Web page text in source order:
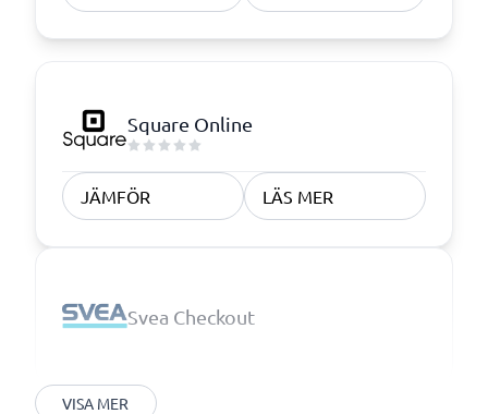
Square Online
JÄMFÖR LÄS MER
Svea Checkout
VISA MER